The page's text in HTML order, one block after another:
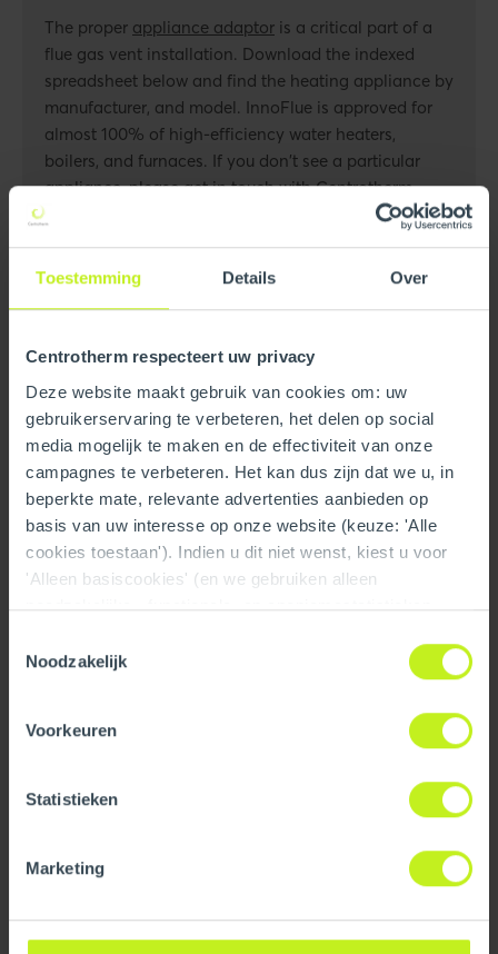
Toestemming Details Over
Centrotherm respecteert uw privacy
Deze website maakt gebruik van cookies om: uw
gebruikerservaring te verbeteren, het delen op social
media mogelijk te maken en de effectiviteit van onze
campagnes te verbeteren. Het kan dus zijn dat we u, in
beperkte mate, relevante advertenties aanbieden op
basis van uw interesse op onze website (keuze: 'Alle
cookies toestaan'). Indien u dit niet wenst, kiest u voor
'Alleen basiscookies' (en we gebruiken alleen
noodzakelijke-, functionele- en anoniemestatistieken
De 'Details tonen' knop geeft per categorie een korte
uitleg. Op onze privacy statementpagina vindt u nadere
informatie. Op deze pagina kunt u tevens uw keuze
ongedaan maken.
Noodzakelijk
Voorkeuren
Statistieken
Marketing
The proper appliance adaptor is a critical part of a
flue gas vent installation. Download the indexed
spreadsheet below and find the heating appliance by
manufacturer, and model. InnoFlue is approved for
almost 100% of high-efficiency water heaters,
boilers, and furnaces. If you don't see a particular
appliance, please get in touch with Centrotherm.
Download the Centrotherm
Click for PDF